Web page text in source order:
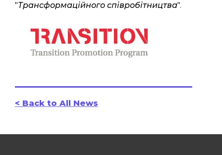
"Трансформаційного співробітництва".
< Back to All News